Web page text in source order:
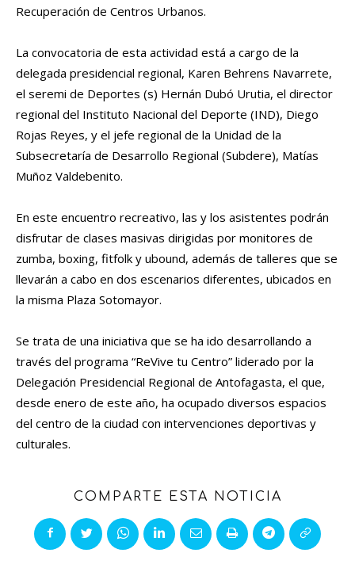
Recuperación de Centros Urbanos.
La convocatoria de esta actividad está a cargo de la
delegada presidencial regional, Karen Behrens Navarrete,
el seremi de Deportes (s) Hernán Dubó Urutia, el director
regional del Instituto Nacional del Deporte (IND), Diego
Rojas Reyes, y el jefe regional de la Unidad de la
Subsecretaría de Desarrollo Regional (Subdere), Matías
Muñoz Valdebenito.
En este encuentro recreativo, las y los asistentes podrán
disfrutar de clases masivas dirigidas por monitores de
zumba, boxing, fitfolk y ubound, además de talleres que se
llevarán a cabo en dos escenarios diferentes, ubicados en
la misma Plaza Sotomayor.
Se trata de una iniciativa que se ha ido desarrollando a
través del programa “ReVive tu Centro” liderado por la
Delegación Presidencial Regional de Antofagasta, el que,
desde enero de este año, ha ocupado diversos espacios
del centro de la ciudad con intervenciones deportivas y
culturales.
COMPARTE ESTA NOTICIA